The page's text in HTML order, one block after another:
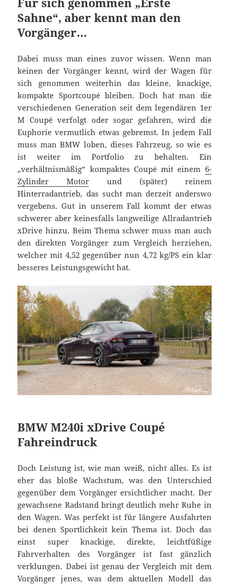
Sahne“, aber kennt man den
Vorgänger…
Dabei muss man eines zuvor wissen. Wenn man
keinen der Vorgänger kennt, wird der Wagen für
sich genommen weiterhin das kleine, knackige,
kompakte Sportcoupé bleiben. Doch hat man die
verschiedenen Generation seit dem legendären 1er
M Coupé verfolgt oder sogar gefahren, wird die
Euphorie vermutlich etwas gebremst. In jedem Fall
muss man BMW loben, dieses Fahrzeug, so wie es
ist weiter im Portfolio zu behalten. Ein
„verhältnismäßig“ kompaktes Coupé mit einem 6-
Zylinder Motor und (später) reinem
Hinterradantrieb, das sucht man derzeit anderswo
vergebens. Gut in unserem Fall kommt der etwas
schwerer aber keinesfalls langweilige Allradantrieb
xDrive hinzu. Beim Thema schwer muss man auch
den direkten Vorgänger zum Vergleich herziehen,
welcher mit 4,52 gegenüber nun 4,72 kg/PS ein klar
besseres Leistungsgewicht hat.
BMW M240i xDrive Coupé
Fahreindruck
Doch Leistung ist, wie man weiß, nicht alles. Es ist
eher das bloße Wachstum, was den Unterschied
gegenüber dem Vorgänger ersichtlicher macht. Der
gewachsene Radstand bringt deutlich mehr Ruhe in
den Wagen. Was perfekt ist für längere Ausfahrten
bei denen Sportlichkeit kein Thema ist. Doch das
einst super knackige, direkte, leichtfüßige
Fahrverhalten des Vorgänger ist fast gänzlich
verklungen. Dabei ist genau der Vergleich mit dem
Vorgänger jenes, was dem aktuellen Modell das